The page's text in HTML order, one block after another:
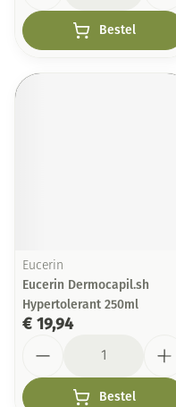
Bestel
Eucerin
Eucerin Dermocapil.sh
Hypertolerant 250ml
€ 19,94
Bestel